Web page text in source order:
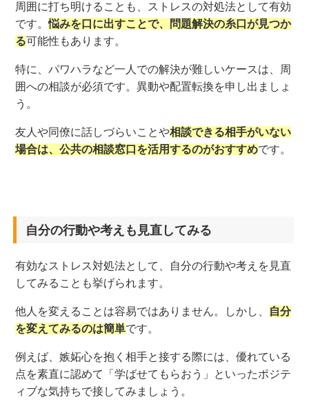
周囲に打ち明けることも、ストレスの対処法として有効
です。悩みを口に出すことで、問題解決の糸口が見つか
る可能性もあります。
特に、パワハラなど一人での解決が難しいケースは、周
囲への相談が必須です。異動や配置転換を申し出ましょ
う。
友人や同僚に話しづらいことや相談できる相手がいない
場合は、公共の相談窓口を活用するのがおすすめです。
自分の行動や考えも見直してみる
有効なストレス対処法として、自分の行動や考えを見直
してみることも挙げられます。
他人を変えることは容易ではありません。しかし、 自分
を変えてみるのは簡単です。
例えば、嫉妬心を抱く相手と接する際には、優れている
点を素直に認めて「学ばせてもらおう」といったポジテ
ィブな気持ちで接してみましょう。